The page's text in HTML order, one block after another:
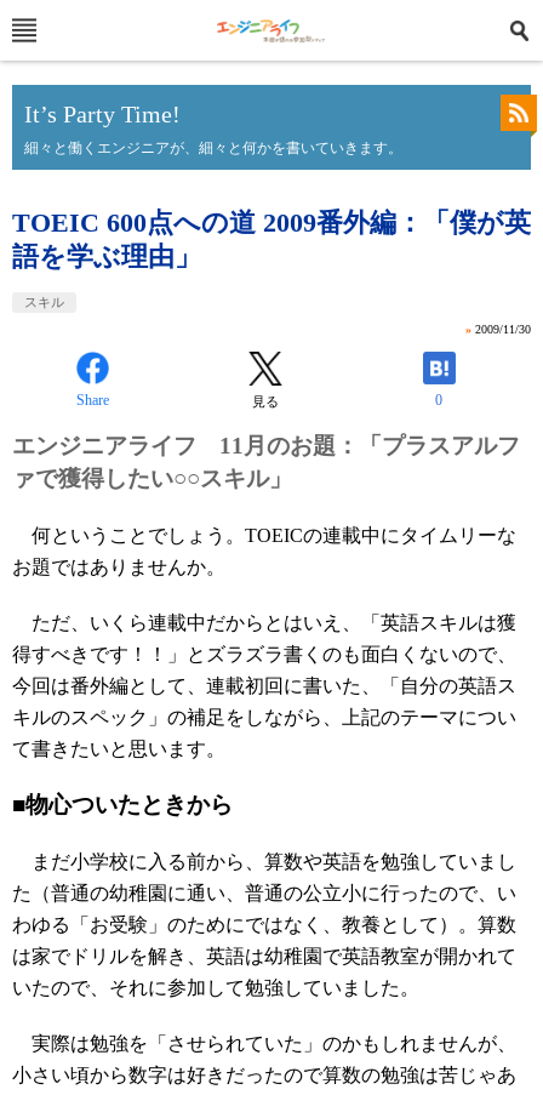
It’s Party Time!
細々と働くエンジニアが、細々と何かを書いていきます。
TOEIC 600点への道 2009番外編：「僕が英
語を学ぶ理由」
スキル
» 2009/11/30
Share 見る 0
エンジニアライフ 11月のお題：「プラスアルフ
ァで獲得したい○○スキル」
何ということでしょう。TOEICの連載中にタイムリーな
お題ではありませんか。
ただ、いくら連載中だからとはいえ、「英語スキルは獲
得すべきです！！」とズラズラ書くのも面白くないので、
今回は番外編として、連載初回に書いた、「自分の英語ス
キルのスペック」の補足をしながら、上記のテーマについ
て書きたいと思います。
■物心ついたときから
まだ小学校に入る前から、算数や英語を勉強していまし
た（普通の幼稚園に通い、普通の公立小に行ったので、い
わゆる「お受験」のためにではなく、教養として）。算数
は家でドリルを解き、英語は幼稚園で英語教室が開かれて
いたので、それに参加して勉強していました。
実際は勉強を「させられていた」のかもしれませんが、
小さい頃から数字は好きだったので算数の勉強は苦じゃあ